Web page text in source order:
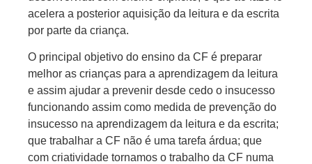
acelera a posterior aquisição da leitura e da escrita
por parte da criança.
O principal objetivo do ensino da CF é preparar
melhor as crianças para a aprendizagem da leitura
e assim ajudar a prevenir desde cedo o insucesso
funcionando assim como medida de prevenção do
insucesso na aprendizagem da leitura e da escrita;
que trabalhar a CF não é uma tarefa árdua; que
com criatividade tornamos o trabalho da CF numa